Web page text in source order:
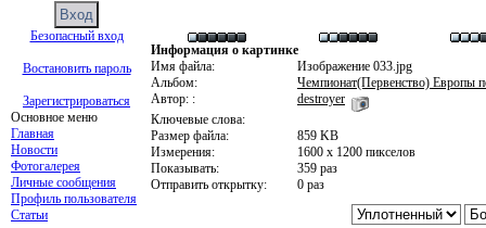
Безопасный вход
Востановить пароль
Зарегистрироваться
Основное меню
Главная
Новости
Фотогалерея
Личные сообщения
Профиль пользователя
Статьи
Информация о картинке
Имя файла:
Изображение 033.jpg
Альбом:
Чемпионат(Первенство) Европы
Автор: :
destroyer
Ключевые слова:
Размер файла:
859 KB
Измерения:
1600 x 1200 пикселов
Показывать:
359 раз
Отправить открытку:
0 раз